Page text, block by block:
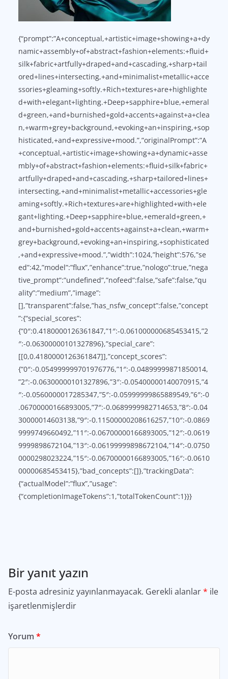
{“prompt”:”A+conceptual,+artistic+image+showing+a+dy
namic+assembly+of+abstract+fashion+elements:+fluid+
silk+fabric+artfully+draped+and+cascading,+sharp+tail
ored+lines+intersecting,+and+minimalist+metallic+acce
ssories+gleaming+softly.+Rich+textures+are+highlighte
d+with+elegant+lighting.+Deep+sapphire+blue,+emeral
d+green,+and+burnished+gold+accents+against+a+clea
n,+warm+grey+background,+evoking+an+inspiring,+sop
histicated,+and+expressive+mood.”,”originalPrompt”:”A
+conceptual,+artistic+image+showing+a+dynamic+asse
mbly+of+abstract+fashion+elements:+fluid+silk+fabric+
artfully+draped+and+cascading,+sharp+tailored+lines+
intersecting,+and+minimalist+metallic+accessories+gle
aming+softly.+Rich+textures+are+highlighted+with+ele
gant+lighting.+Deep+sapphire+blue,+emerald+green,+
and+burnished+gold+accents+against+a+clean,+warm+
grey+background,+evoking+an+inspiring,+sophisticated
,+and+expressive+mood.”,”width”:1024,”height”:576,”se
ed”:42,”model”:”flux”,”enhance”:true,”nologo”:true,”nega
tive_prompt”:”undefined”,”nofeed”:false,”safe”:false,”qu
ality”:”medium”,”image”:
[],”transparent”:false,”has_nsfw_concept”:false,”concept
”:{“special_scores”:
{“0″:0.4180000126361847,”1″:-0.061000000685453415,”2
″:-0.06300000101327896},”special_care”:
[[0,0.4180000126361847]],”concept_scores”:
{“0″:-0.054999999701976776,”1″:-0.04899999871850014,
”2″:-0.06300000101327896,”3″:-0.05400000140070915,”4
″:-0.0560000017285347,”5″:-0.05999999865889549,”6″:-0
.06700000166893005,”7″:-0.0689999982714653,”8″:-0.04
30000014603138,”9″:-0.11500000208616257,”10″:-0.0869
9999749660492,”11″:-0.06700000166893005,”12″:-0.0619
9999898672104,”13″:-0.06199999898672104,”14″:-0.0750
0000298023224,”15″:-0.06700000166893005,”16″:-0.0610
00000685453415},”bad_concepts”:[]},”trackingData”:
{“actualModel”:”flux”,”usage”:
{“completionImageTokens”:1,”totalTokenCount”:1}}}
Bir yanıt yazın
E-posta adresiniz yayınlanmayacak. Gerekli alanlar* ile
işaretlenmişlerdir
Yorum *